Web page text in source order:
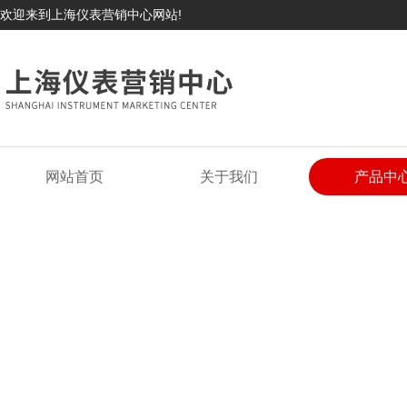
欢迎来到上海仪表营销中心网站!
网站首页 关于我们 产品中